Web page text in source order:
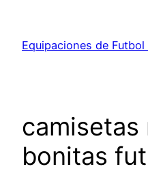
contenido
Equipaciones de Futbol
camisetas
bonitas